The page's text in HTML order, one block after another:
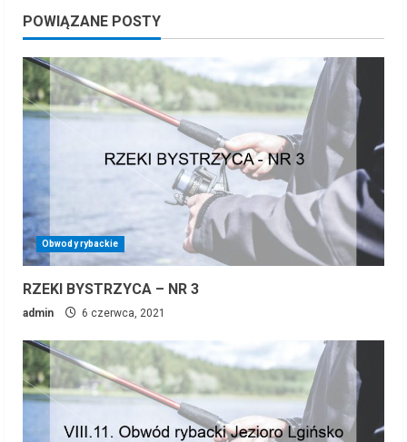
POWIĄZANE POSTY
Obwody rybackie
RZEKI BYSTRZYCA – NR 3
admin 6 czerwca, 2021